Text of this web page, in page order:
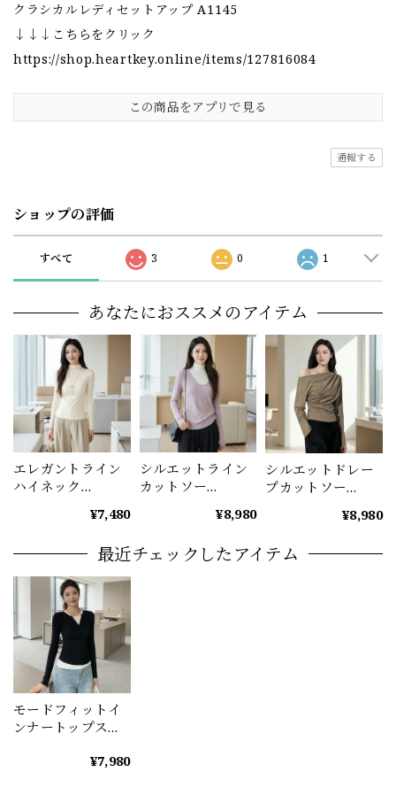
クラシカルレディセットアップ A1145
↓↓↓こちらをクリック
https://shop.heartkey.online/items/127816084
この商品をアプリで見る
通報する
ショップの評価
すべて 3 0 1
あなたにおススメのアイテム
エレガントライン
ハイネック
¥7,480
シルエットライン
カットソー
¥8,980
シルエットドレー
プカットソー
¥8,980
最近チェックしたアイテム
モードフィットイ
ンナートップス
¥7,980